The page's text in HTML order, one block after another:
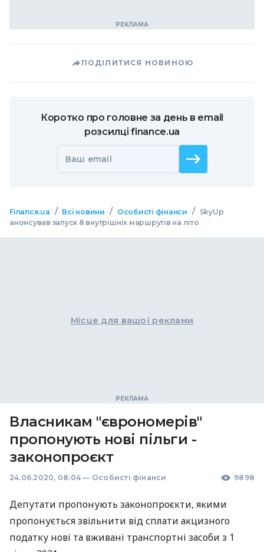
ПОДІЛИТИСЯ НОВИНОЮ
Коротко про головне за день в email
розсилці finance.ua
Ваш email
Finance.ua / Всі новини / Особисті фінанси /
SkyUp
анонсував запуск 8 внутрішніх маршрутів на літо
Місце для вашої реклами
Власникам "єврономерів"
пропонують нові пільги -
законопроєкт
24.06.2020, 08:04 — Особисті фінанси 9898
Депутати пропонують законопроєкти, якими
пропонується звільнити від сплати акцизного
податку нові та вживані транспортні засоби з 1